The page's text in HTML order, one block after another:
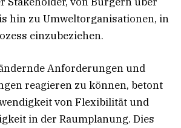
hin zu Umweltorganisationen, in
einzubeziehen.
Anforderungen und
reagieren zu können, betont
von Flexibilität und
in der Raumplanung. Dies